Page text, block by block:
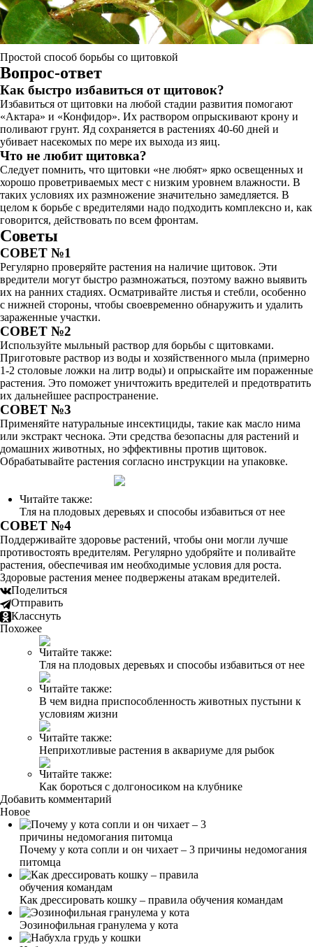
Простой способ борьбы со щитовкой
Вопрос-ответ
Как быстро избавиться от щитовок?
Избавиться от щитовки на любой стадии развития помогают
«Актара» и «Конфидор». Их раствором опрыскивают крону и
поливают грунт. Яд сохраняется в растениях 40-60 дней и
убивает насекомых по мере их выхода из яиц.
Что не любит щитовка?
Следует помнить, что щитовки «не любят» ярко освещенных и
хорошо проветриваемых мест с низким уровнем влажности. В
таких условиях их размножение значительно замедляется. В
целом к борьбе с вредителями надо подходить комплексно и, как
говорится, действовать по всем фронтам.
Советы
СОВЕТ №1
Регулярно проверяйте растения на наличие щитовок. Эти
вредители могут быстро размножаться, поэтому важно выявить
их на ранних стадиях. Осматривайте листья и стебли, особенно
с нижней стороны, чтобы своевременно обнаружить и удалить
зараженные участки.
СОВЕТ №2
Используйте мыльный раствор для борьбы с щитовками.
Приготовьте раствор из воды и хозяйственного мыла (примерно
1-2 столовые ложки на литр воды) и опрыскайте им пораженные
растения. Это поможет уничтожить вредителей и предотвратить
их дальнейшее распространение.
СОВЕТ №3
Применяйте натуральные инсектициды, такие как масло нима
или экстракт чеснока. Эти средства безопасны для растений и
домашних животных, но эффективны против щитовок.
Обрабатывайте растения согласно инструкции на упаковке.
Читайте также:
Тля на плодовых деревьях и способы избавиться от нее
СОВЕТ №4
Поддерживайте здоровье растений, чтобы они могли лучше
противостоять вредителям. Регулярно удобряйте и поливайте
растения, обеспечивая им необходимые условия для роста.
Здоровые растения менее подвержены атакам вредителей.
Поделиться
Отправить
Класснуть
Похожее
Читайте также:
Тля на плодовых деревьях и способы избавиться от нее
Читайте также:
В чем видна приспособленность животных пустыни к
условиям жизни
Читайте также:
Неприхотливые растения в аквариуме для рыбок
Читайте также:
Как бороться с долгоносиком на клубнике
Добавить комментарий
Новое
Почему у кота сопли и он чихает – 3 причины недомогания
питомца
Как дрессировать кошку – правила обучения командам
Эозинофильная гранулема у кота